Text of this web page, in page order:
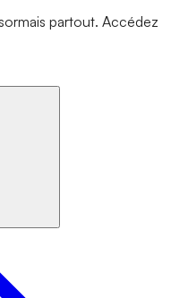
partout. Accédez